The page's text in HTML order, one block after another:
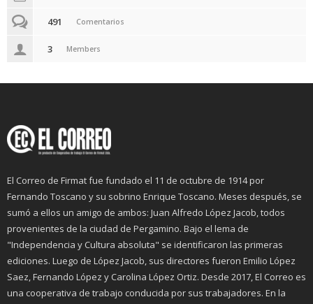
491 Comentarios
3 Members
El Correo de Firmat fue fundado el 11 de octubre de 1914 por
Fernando Toscano y su sobrino Enrique Toscano. Meses después, se
sumó a ellos un amigo de ambos: Juan Alfredo López Jacob, todos
provenientes de la ciudad de Pergamino. Bajo el lema de
"Independencia y Cultura absoluta" se identificaron las primeras
ediciones. Luego de López Jacob, sus directores fueron Emilio López
Saez, Fernando López y Carolina López Ortiz. Desde 2017, El Correo es
una cooperativa de trabajo conducida por sus trabajadores. En la